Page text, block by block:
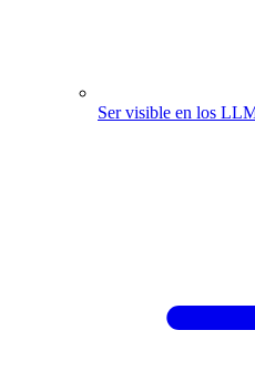
Ser visible en los